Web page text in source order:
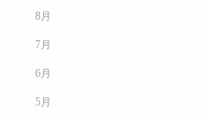
8月
7月
6月
5月